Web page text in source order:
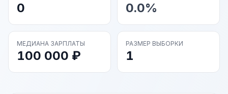
0 0.0%
МЕДИАНА ЗАРПЛАТЫ
100 000 ₽
РАЗМЕР ВЫБОРКИ
1